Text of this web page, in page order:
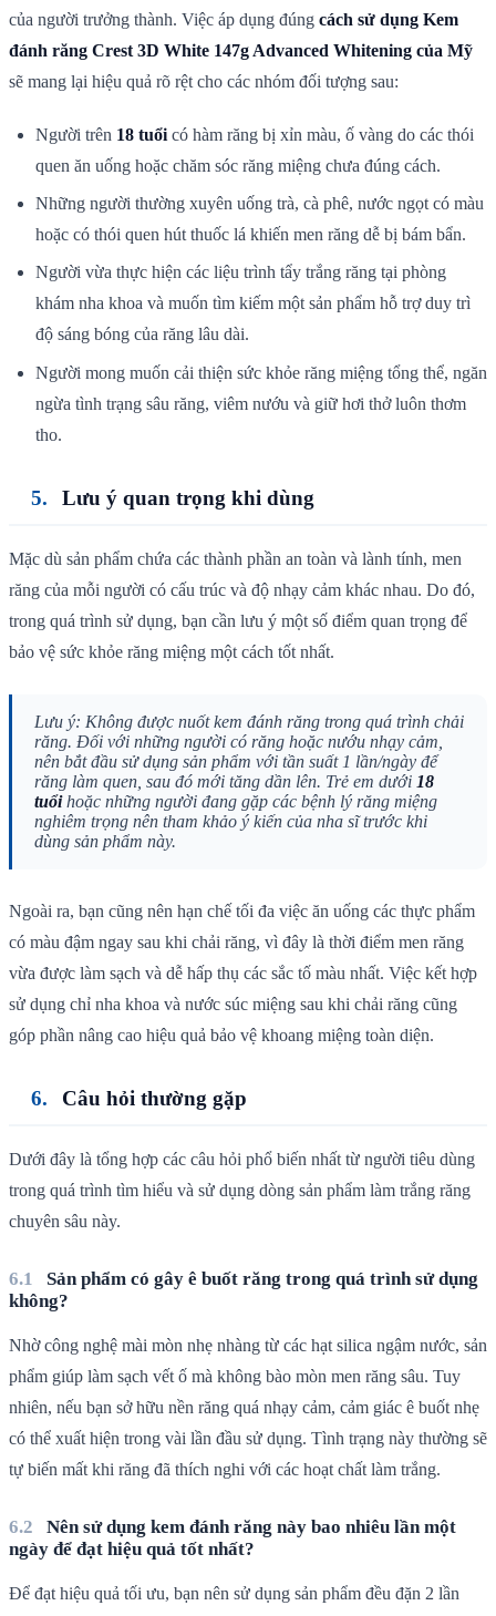
của người trưởng thành. Việc áp dụng đúng cách sử dụng Kem
đánh răng Crest 3D White 147g Advanced Whitening của Mỹ
sẽ mang lại hiệu quả rõ rệt cho các nhóm đối tượng sau:
Người trên 18 tuổi có hàm răng bị xỉn màu, ố vàng do các thói
quen ăn uống hoặc chăm sóc răng miệng chưa đúng cách.
Những người thường xuyên uống trà, cà phê, nước ngọt có màu
hoặc có thói quen hút thuốc lá khiến men răng dễ bị bám bẩn.
Người vừa thực hiện các liệu trình tẩy trắng răng tại phòng
khám nha khoa và muốn tìm kiếm một sản phẩm hỗ trợ duy trì
độ sáng bóng của răng lâu dài.
Người mong muốn cải thiện sức khỏe răng miệng tổng thể, ngăn
ngừa tình trạng sâu răng, viêm nướu và giữ hơi thở luôn thơm
tho.
Lưu ý quan trọng khi dùng
Mặc dù sản phẩm chứa các thành phần an toàn và lành tính, men
răng của mỗi người có cấu trúc và độ nhạy cảm khác nhau. Do đó,
trong quá trình sử dụng, bạn cần lưu ý một số điểm quan trọng để
bảo vệ sức khỏe răng miệng một cách tốt nhất.
Lưu ý: Không được nuốt kem đánh răng trong quá trình chải
răng. Đối với những người có răng hoặc nướu nhạy cảm,
nên bắt đầu sử dụng sản phẩm với tần suất 1 lần/ngày để
răng làm quen, sau đó mới tăng dần lên. Trẻ em dưới 18
tuổihoặc những người đang gặp các bệnh lý răng miệng
nghiêm trọng nên tham khảo ý kiến của nha sĩ trước khi
dùng sản phẩm này.
Ngoài ra, bạn cũng nên hạn chế tối đa việc ăn uống các thực phẩm
có màu đậm ngay sau khi chải răng, vì đây là thời điểm men răng
vừa được làm sạch và dễ hấp thụ các sắc tố màu nhất. Việc kết hợp
sử dụng chỉ nha khoa và nước súc miệng sau khi chải răng cũng
góp phần nâng cao hiệu quả bảo vệ khoang miệng toàn diện.
Câu hỏi thường gặp
Dưới đây là tổng hợp các câu hỏi phổ biến nhất từ người tiêu dùng
trong quá trình tìm hiểu và sử dụng dòng sản phẩm làm trắng răng
chuyên sâu này.
Sản phẩm có gây ê buốt răng trong quá trình sử dụng
không?
Nhờ công nghệ mài mòn nhẹ nhàng từ các hạt silica ngậm nước, sản
phẩm giúp làm sạch vết ố mà không bào mòn men răng sâu. Tuy
nhiên, nếu bạn sở hữu nền răng quá nhạy cảm, cảm giác ê buốt nhẹ
có thể xuất hiện trong vài lần đầu sử dụng. Tình trạng này thường sẽ
tự biến mất khi răng đã thích nghi với các hoạt chất làm trắng.
Nên sử dụng kem đánh răng này bao nhiêu lần một
ngày để đạt hiệu quả tốt nhất?
Để đạt hiệu quả tối ưu, bạn nên sử dụng sản phẩm đều đặn 2 lần